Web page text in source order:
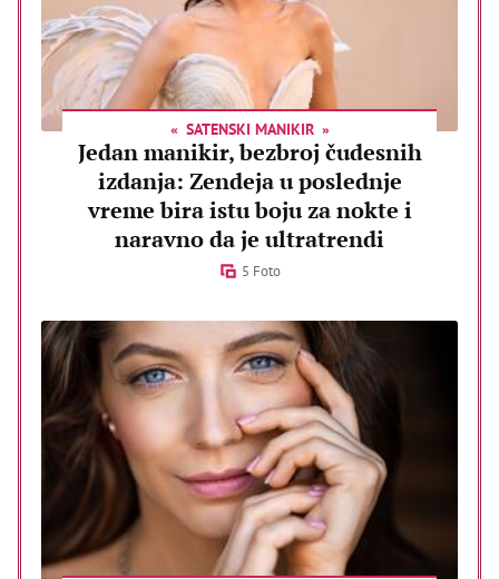
SATENSKI MANIKIR
Jedan manikir, bezbroj čudesnih
izdanja: Zendeja u poslednje
vreme bira istu boju za nokte i
naravno da je ultratrendi
5 Foto